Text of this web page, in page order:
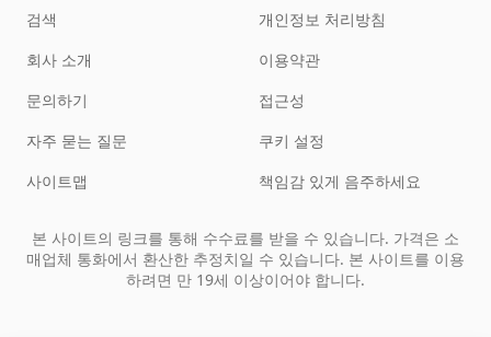
검색
회사 소개
문의하기
자주 묻는 질문
사이트맵
개인정보 처리방침
이용약관
접근성
쿠키 설정
책임감 있게 음주하세요
본 사이트의 링크를 통해 수수료를 받을 수 있습니다. 가격은 소
매업체 통화에서 환산한 추정치일 수 있습니다. 본 사이트를 이용
하려면 만 19세 이상이어야 합니다.